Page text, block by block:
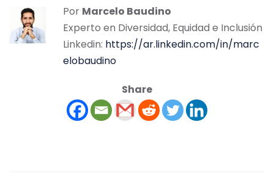
Por Marcelo Baudino
Experto en Diversidad, Equidad e Inclusión
Linkedin: https://ar.linkedin.com/in/marc
elobaudino
Share